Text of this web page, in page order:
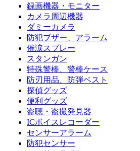
録画機器・モニター
カメラ周辺機器
ダミーカメラ
防犯ブザー、アラーム
催涙スプレー
スタンガン
特殊警棒、警棒ケース
防刃用品、防弾ベスト
探偵グッズ
便利グッズ
盗聴・盗撮発見器
ICボイスレコーダー
センサーアラーム
防犯センサー